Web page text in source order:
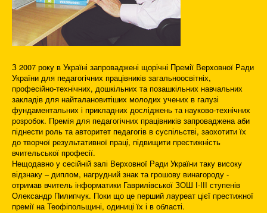
З 2007 року в Україні запроваджені щорічні Премії Верховної Ради
України для педагогічних працівників загальноосвітніх,
професійно-технічних, дошкільних та позашкільних навчальних
закладів для найталановитіших молодих учених в галузі
фундаментальних і прикладних досліджень та науково-технічних
розробок. Премія для педагогічних працівників запроваджена аби
піднести роль та авторитет педагогів в суспільстві, заохотити їх
до творчої результативної праці, підвищити престижність
вчительської професії.
Нещодавно у сесійній залі Верховної Ради України таку високу
відзнаку – диплом, нагрудний знак та грошову винагороду -
отримав вчитель інформатики Гаврилівської ЗОШ І-ІІІ ступенів
Олександр Пилипчук. Поки що це перший лауреат цієї престижної
премії на Теофіпольщині, одиниці їх і в області.